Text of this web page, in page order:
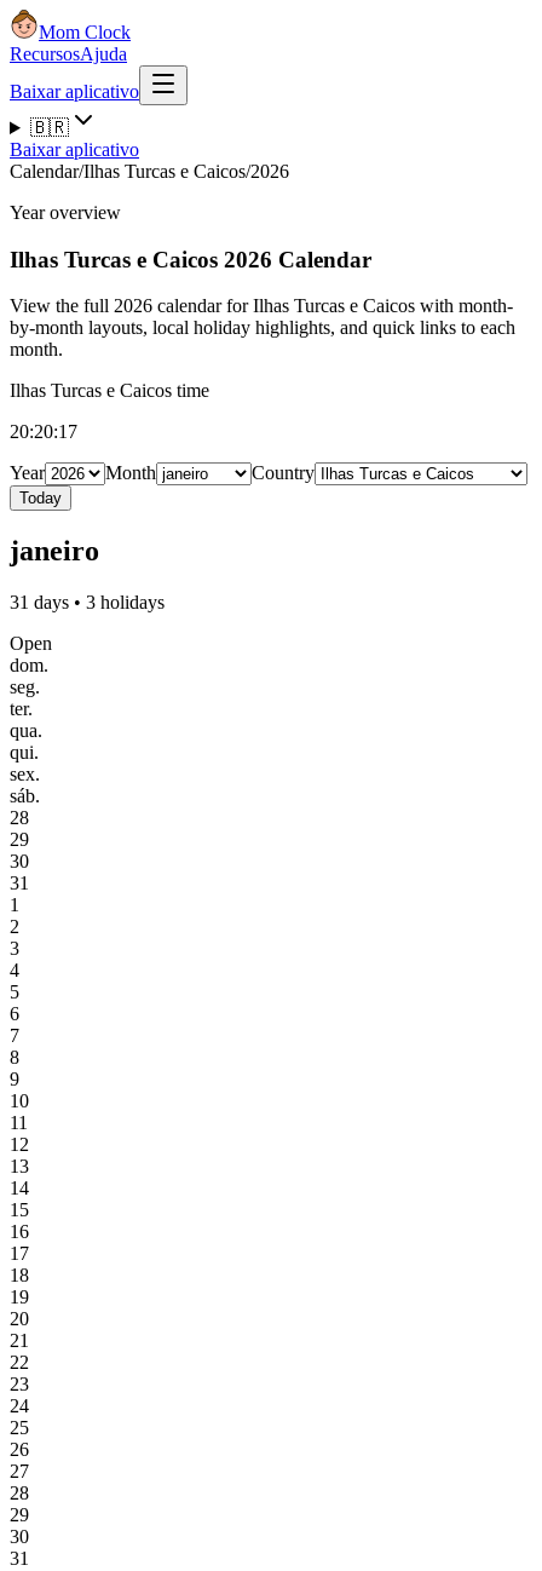
Mom Clock
RecursosAjuda
Baixar aplicativo
🇧🇷
Baixar aplicativo
Calendar/Ilhas Turcas e Caicos/2026
Year overview
Ilhas Turcas e Caicos 2026 Calendar
View the full 2026 calendar for Ilhas Turcas e Caicos with month-
by-month layouts, local holiday highlights, and quick links to each
month.
Ilhas Turcas e Caicos time
20:20:18
Year
Month Country
Today
janeiro
31 days • 3 holidays
Open
dom.
seg.
ter.
qua.
qui.
sex.
sáb.
28
29
30
31
1
2
3
4
5
6
7
8
9
10
11
12
13
14
15
16
17
18
19
20
21
22
23
24
25
26
27
28
29
30
31